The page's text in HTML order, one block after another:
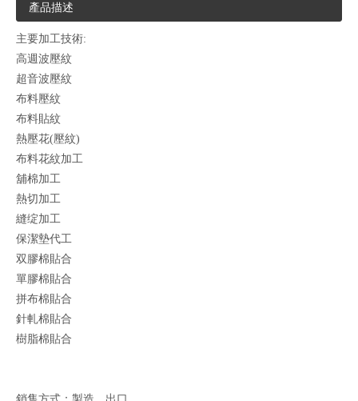
產品描述
主要加工技術:
高週波壓紋
超音波壓紋
布料壓紋
布料貼紋
熱壓花(壓紋)
布料花紋加工
舖棉加工
熱切加工
縫绽加工
保潔墊代工
双膠棉貼合
單膠棉貼合
拼布棉貼合
針軋棉貼合
樹脂棉貼合